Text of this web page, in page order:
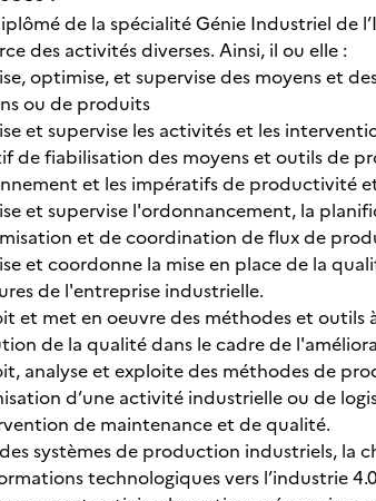
de la spécialité Génie Industriel de
des activités diverses. Ainsi, il ou elle :
optimise, et supervise des moyens et
ou de produits
et supervise les activités et les
de fiabilisation des moyens et outils de
et les impératifs de productivité
et supervise l'ordonnancement, la
et de coordination de flux de
et coordonne la mise en place de la
de l'entreprise industrielle.
et met en oeuvre des méthodes et outils
de la qualité dans le cadre de
analyse et exploite des méthodes de
d’une activité industrielle ou de
de maintenance et de qualité.
systèmes de production industriels, la
technologiques vers l’industrie